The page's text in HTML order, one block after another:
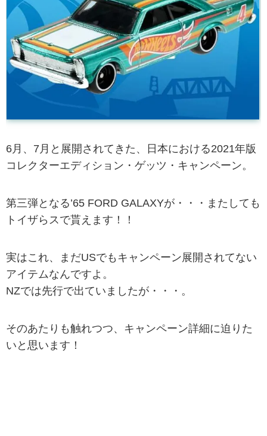
6月、7月と展開されてきた、日本における2021年版
コレクターエディション・ゲッツ・キャンペーン。
第三弾となる’65 FORD GALAXYが・・・またしても
トイザらスで貰えます！！
実はこれ、まだUSでもキャンペーン展開されてない
アイテムなんですよ。
NZでは先行で出ていましたが・・・。
そのあたりも触れつつ、キャンペーン詳細に迫りた
いと思います！